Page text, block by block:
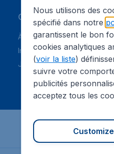
CheapTickets.be
À propos
Information Légale
Jobs
Nous utilisons des
spécifié dans notre
garantissent le bon
cookies analytiques
(voir la liste)
suivre votre
publicités
acceptez tous les
Customize